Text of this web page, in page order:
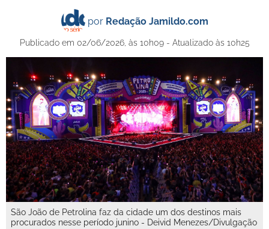
por Redação Jamildo.com
Publicado em 02/06/2026, às 10h09 - Atualizado às 10h25
São João de Petrolina faz da cidade um dos destinos mais
procurados nesse período junino - Deivid Menezes/Divulgação